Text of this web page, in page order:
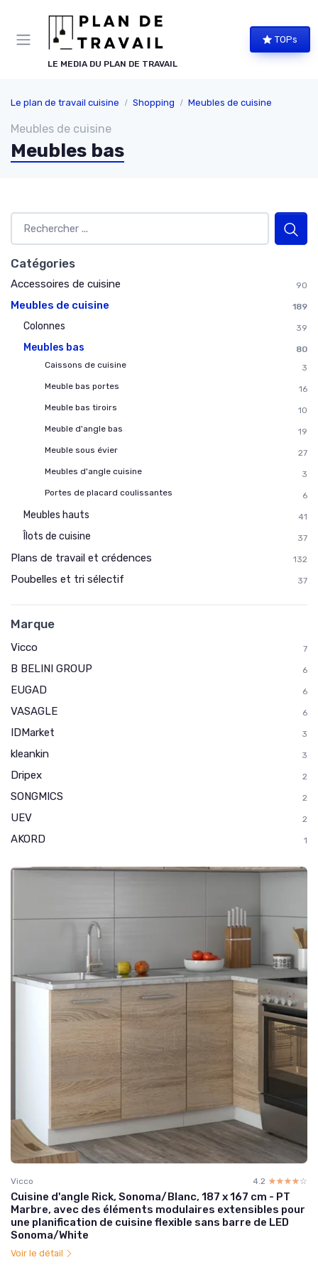
LE MEDIA DU PLAN DE TRAVAIL
TOPs
Le plan de travail cuisine Shopping Meubles de cuisine
Meubles de cuisine
Meubles bas
Catégories
Accessoires de cuisine 90
Meubles de cuisine 189
Colonnes 39
Meubles bas
80
Caissons de cuisine
3
Meuble bas portes
16
Meuble bas tiroirs
10
Meuble d'angle bas
19
Meuble sous évier
27
Meubles d'angle cuisine
3
Portes de placard coulissantes
6
Meubles hauts 41
Îlots de cuisine 37
Plans de travail et crédences 132
Poubelles et tri sélectif 37
Marque
Vicco 7
B BELINI GROUP 6
EUGAD 6
VASAGLE 6
IDMarket 3
kleankin 3
Dripex 2
SONGMICS 2
UEV 2
AKORD 1
Vicco 4.2 ☆☆☆☆☆
★★★★★
Cuisine d'angle Rick, Sonoma/Blanc, 187 x 167 cm - PT
Marbre, avec des éléments modulaires extensibles pour
une planification de cuisine flexible sans barre de LED
Sonoma/White
Voir le détail